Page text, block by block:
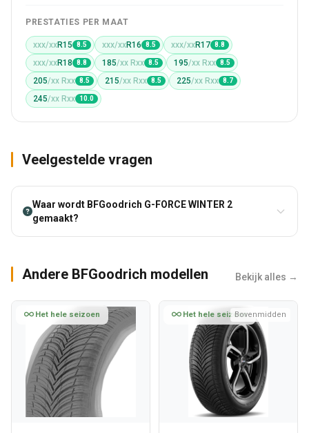
PRESTATIES PER MAAT
xxx/xxR15 8.5 xxx/xxR16 8.5 xxx/xxR17 8.8
xxx/xxR18 8.8 185/xx Rxx 8.5 195/xx Rxx 8.5
205/xx Rxx 8.5 215/xx Rxx 8.5 225/xx Rxx 8.7
245/xx Rxx 10.0
Veelgestelde vragen
Waar wordt BFGoodrich G-FORCE WINTER 2
gemaakt?
Andere BFGoodrich modellen Bekijk alles →
Het hele seizoen Het hele seizoenBovenmidden